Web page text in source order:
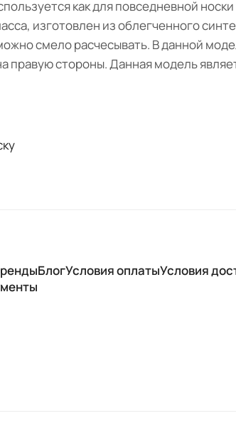
как для повседневной
изготовлен из облегченного
смело расчесывать. В данной
правую стороны. Данная модель
БлогУсловия оплатыУсловия